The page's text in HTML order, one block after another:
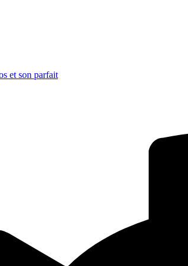
et son parfait